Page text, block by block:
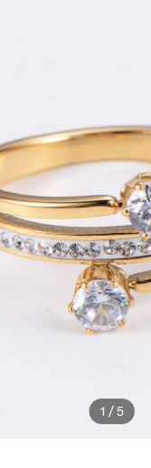
1 / 5